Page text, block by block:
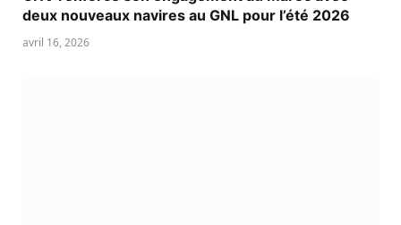
deux nouveaux navires au GNL pour l’été 2026
avril 16, 2026